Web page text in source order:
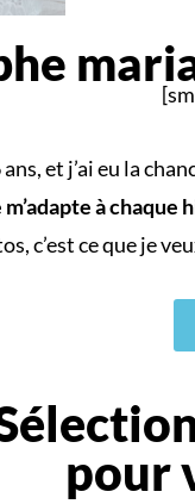
et j’ai eu la
m’adapte à
c’est ce que je
pour